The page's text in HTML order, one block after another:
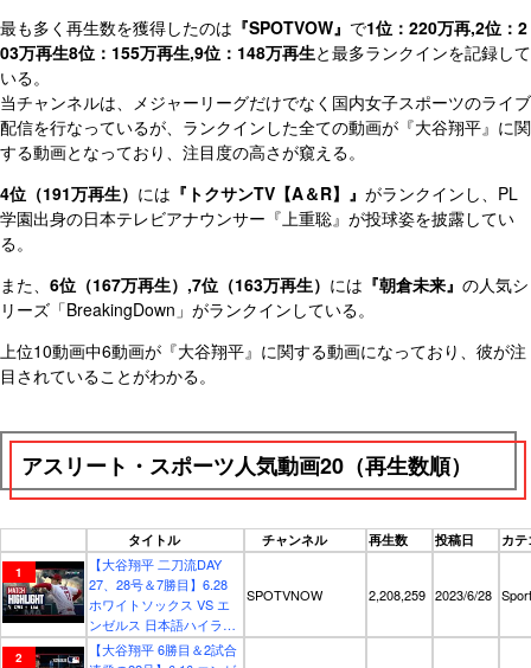
最も多く再生数を獲得したのは 『SPOTVOW』 で1位：220万再,2位：2
03万再生8位：155万再生,9位：148万再生と最多ランクインを記録して
いる。
当チャンネルは、メジャーリーグだけでなく国内女子スポーツのライブ
配信を行なっているが、ランクインした全ての動画が『大谷翔平』に関
する動画となっており、注目度の高さが窺える。
4位（191万再生） には 『トクサンTV【A＆R】』 がランクインし、PL
学園出身の日本テレビアナウンサー『上重聡』が投球姿を披露してい
る。
また、 6位（167万再生）,7位（163万再生） には 『朝倉未来』 の人気シ
リーズ「BreakingDown」がランクインしている。
上位10動画中6動画が『大谷翔平』に関する動画になっており、彼が注
目されていることがわかる。
アスリート・スポーツ人気動画20（再生数順）
タイトル チャンネル 再生数 投稿日 カ
【大谷翔平 二刀流DAY
27、28号＆7勝目】6.28
ホワイトソックス VS エ
ンゼルス 日本語ハイライ
ト
SPOTVNOW 2,208,259 2023/6/28
【大谷翔平 6勝目＆2試合